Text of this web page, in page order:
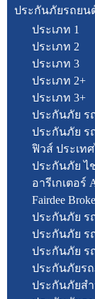
ประกันภัยรถยน
ประเภท 1
ประเภท 2
ประเภท 3
ประเภท 2+
ประเภท 3+
ประกันภัย ร
ประกันภัย ร
ฟิวส์ ประเท
ประกันภัย ไ
อารีเกเตอร์
Fairdee
ประกันภัย ร
ประกันภัย ร
ประกันภัย ร
ประกันภัยร
ประกันภัยส